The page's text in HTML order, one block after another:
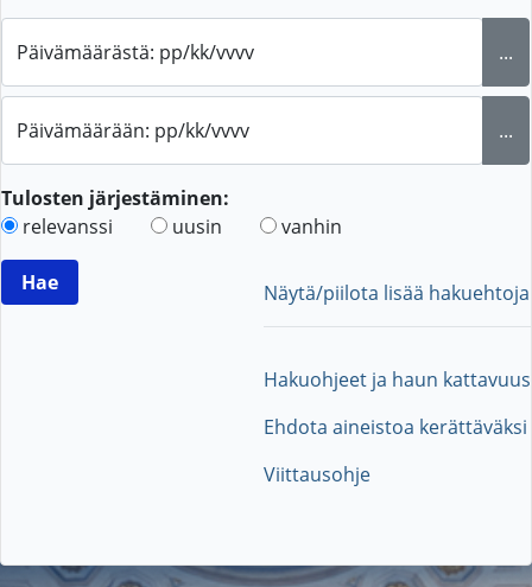
Päivämäärästä: pp/kk/vvvv ...
Päivämäärään: pp/kk/vvvv ...
Tulosten järjestäminen:
relevanssi
uusin vanhin
Näytä/piilota lisää hakuehtoja
Hakuohjeet ja haun kattavuus
Ehdota aineistoa kerättäväksi
Viittausohje